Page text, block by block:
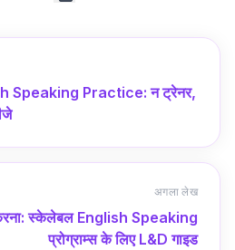
Speaking Practice: न ट्रेनर,
अगला लेख
करना: स्केलेबल English Speaking
प्रोग्राम्स के लिए L&D गाइड